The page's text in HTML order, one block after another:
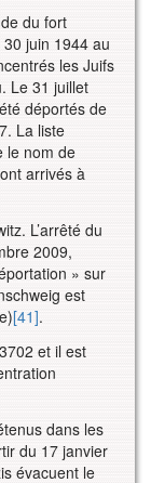
du fort
juin 1944 au
les Juifs
Le 31 juillet
déportés de
La liste
le nom de
arrivés à
L’arrêté du
2009,
» sur
est
[41].
et il est
dans les
du 17 janvier
évacuent le